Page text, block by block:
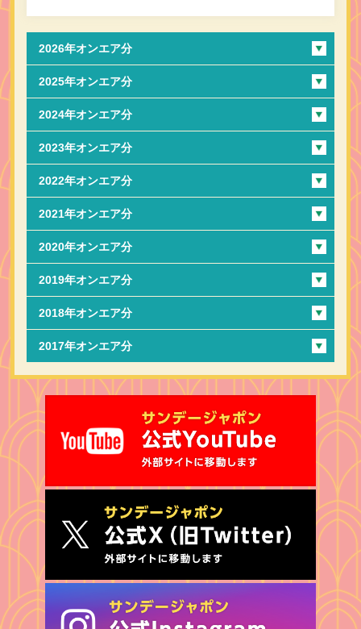
2026年オンエア分
2025年オンエア分
2024年オンエア分
2023年オンエア分
2022年オンエア分
2021年オンエア分
2020年オンエア分
2019年オンエア分
2018年オンエア分
2017年オンエア分